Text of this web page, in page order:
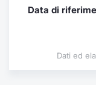
Data di
Dati ed